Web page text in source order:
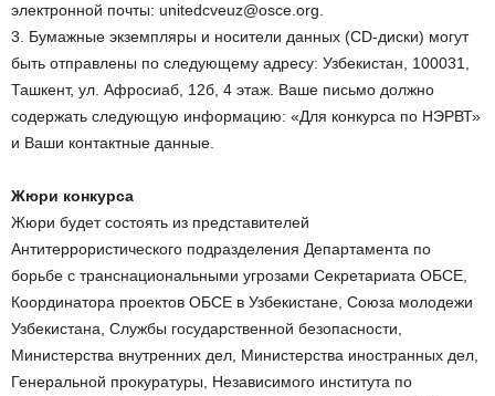
электронной почты: unitedcveuz@osce.org.
3. Бумажные экземпляры и носители данных (CD-диски) могут
быть отправлены по следующему адресу: Узбекистан, 100031,
Ташкент, ул. Афросиаб, 12б, 4 этаж. Ваше письмо должно
содержать следующую информацию: «Для конкурса по НЭРВТ»
и Ваши контактные данные.
Жюри конкурса
Жюри будет состоять из представителей
Антитеррористического подразделения Департамента по
борьбе с транснациональными угрозами Секретариата ОБСЕ,
Координатора проектов ОБСЕ в Узбекистане, Союза молодежи
Узбекистана, Службы государственной безопасности,
Министерства внутренних дел, Министерства иностранных дел,
Генеральной прокуратуры, Независимого института по